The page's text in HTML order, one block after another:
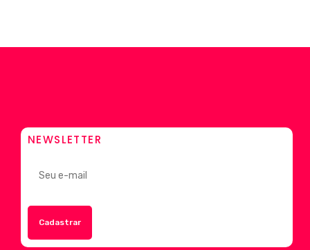
NEWSLETTER